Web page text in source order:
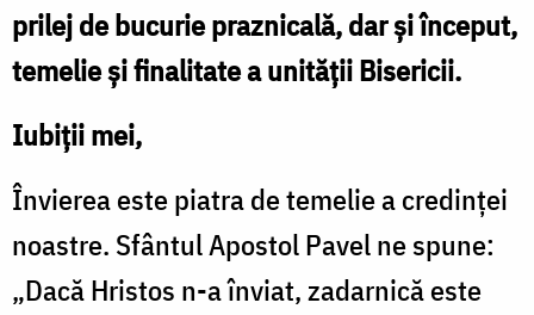
prilej de bucurie praznicală, dar și început,
temelie și finalitate a unității Bisericii.
Iubiții mei,
Învierea este piatra de temelie a credinței
noastre. Sfântul Apostol Pavel ne spune:
„Dacă Hristos n-a înviat, zadarnică este